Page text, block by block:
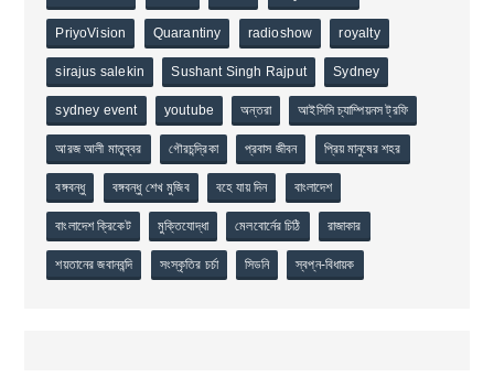
PriyoVision Quarantiny radioshow royalty
sirajus salekin Sushant Singh Rajput Sydney
sydney event youtube অন্তরা আইসিসি চ্যাম্পিয়নস ট্রফি
আরজ আলী মাতুব্বর গৌরচন্দ্রিকা প্রবাস জীবন প্রিয় মানুষের শহর
বঙ্গবন্ধু বঙ্গবন্ধু শেখ মুজিব বহে যায় দিন বাংলাদেশ
বাংলাদেশ ক্রিকেট মুক্তিযোদ্ধা মেলবোর্নের চিঠি রাজাকার
শয়তানের জবানবন্দি সংস্কৃতির চর্চা সিডনি স্বপ্ন-বিধায়ক